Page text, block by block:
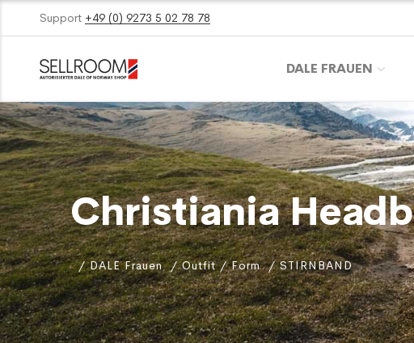
Support +49 (0) 9273 5 02 78 78
DALE FRAUEN
Christiania
DALE Frauen Outfit / Form STIRNBAND